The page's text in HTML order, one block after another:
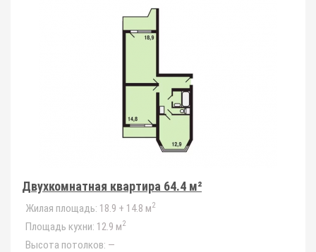
Двухкомнатная квартира 64.4 м²
Жилая площадь: 18.9 + 14.8 м2
Площадь кухни: 12.9 м2
Высота потолков: —